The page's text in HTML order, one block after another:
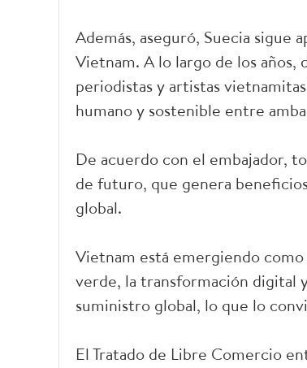
Además, aseguró, Suecia sigue
Vietnam. A lo largo de los años,
periodistas y artistas
humano y sostenible entre
De acuerdo con el embajador,
de futuro, que genera
global.
Vietnam está emergiendo
verde, la transformación digital
suministro global, lo que lo
El Tratado de Libre Comercio